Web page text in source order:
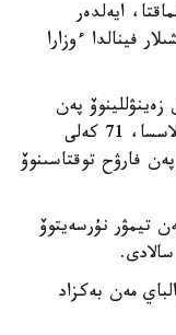
ايەلدەر
فينالدا ءوزارا
ەرتۋعان زەينۋللينوۆ پەن
مۇحاممەدسابىر بازارباي ۇلى ءبىر التىنعا تالاسسا، 71 كەلى
فارۋح توقتاسىنوۆ
پەن تيمۋر نۇرسەيتوۆ
ورالباي مەن بەكزاد